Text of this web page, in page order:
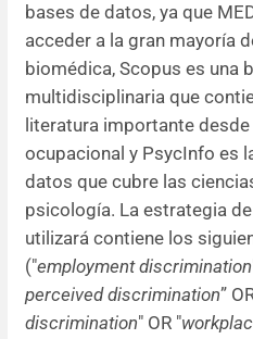
bases de datos, ya que
acceder a la gran mayoría
biomédica, Scopus es una
multidisciplinaria que
literatura importante
ocupacional y PsycInfo es
datos que cubre las
psicología. La estrategia
utilizará contiene los
("employment discrimination
perceived discrimination”
discrimination" OR "